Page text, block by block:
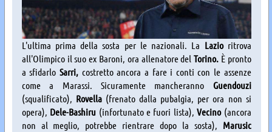
L'ultima prima della sosta per le nazionali. La Lazioritrova
all'Olimpico il suo ex Baroni, ora allenatore delTorino. È pronto
a sfidarlo Sarri, costretto ancora a fare i conti con le assenze
come a Marassi. Sicuramente mancheranno Guendouzi
(squalificato), Rovella(frenato dalla pubalgia, per ora non si
opera), Dele-Bashiru (infortunato e fuori lista),Vecino(ancora
non al meglio, potrebbe rientrare dopo la sosta), Marusic